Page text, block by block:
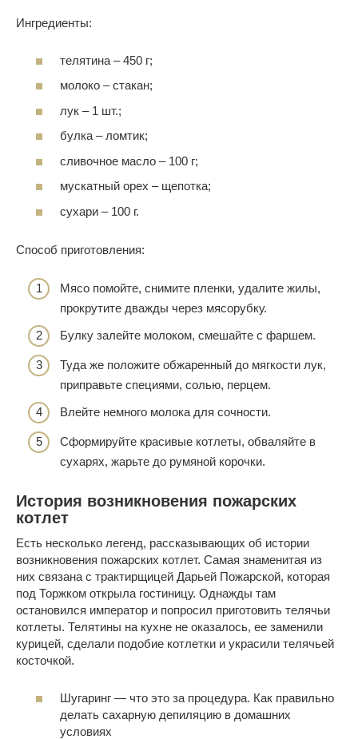
Ингредиенты:
телятина – 450 г;
молоко – стакан;
лук – 1 шт.;
булка – ломтик;
сливочное масло – 100 г;
мускатный орех – щепотка;
сухари – 100 г.
Способ приготовления:
Мясо помойте, снимите пленки, удалите жилы,
прокрутите дважды через мясорубку.
Булку залейте молоком, смешайте с фаршем.
Туда же положите обжаренный до мягкости лук,
приправьте специями, солью, перцем.
Влейте немного молока для сочности.
Сформируйте красивые котлеты, обваляйте в
сухарях, жарьте до румяной корочки.
История возникновения пожарских
котлет
Есть несколько легенд, рассказывающих об истории
возникновения пожарских котлет. Самая знаменитая из
них связана с трактирщицей Дарьей Пожарской, которая
под Торжком открыла гостиницу. Однажды там
остановился император и попросил приготовить телячьи
котлеты. Телятины на кухне не оказалось, ее заменили
курицей, сделали подобие котлетки и украсили телячьей
косточкой.
Шугаринг — что это за процедура. Как правильно
делать сахарную депиляцию в домашних
условиях